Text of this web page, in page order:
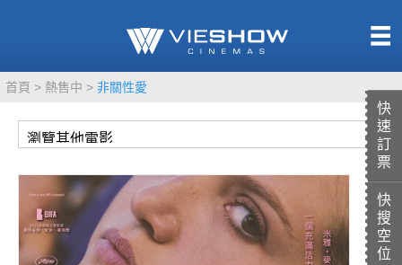
快
速
訂
票
快
搜
空
位
首頁 熱售中 非關性愛
TITAN SCREEN
MUCROWN
IMAX
影城餐飲
UNICORN